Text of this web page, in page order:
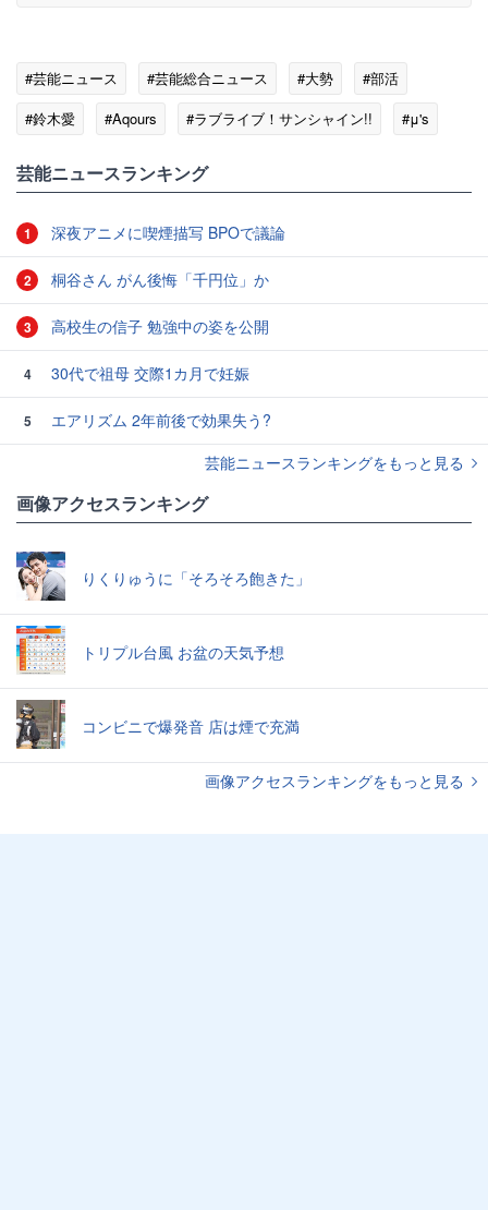
#芸能ニュース #芸能総合ニュース #大勢
#部活
#鈴木愛
#Aqours #ラブライブ！サンシャイン!!
#μ's
芸能ニュースランキング
1 深夜アニメに喫煙描写 BPOで議論
2 桐谷さん がん後悔「千円位」か
3 高校生の信子 勉強中の姿を公開
4 30代で祖母 交際1カ月で妊娠
5
エアリズム 2年前後で効果失う?
芸能ニュースランキングをもっと見る
画像アクセスランキング
りくりゅうに「そろそろ飽きた」
トリプル台風 お盆の天気予想
コンビニで爆発音 店は煙で充満
画像アクセスランキングをもっと見る